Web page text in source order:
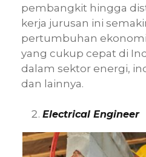
pembangkit hingga
kerja jurusan ini
pertumbuhan
yang cukup cepat di
dalam sektor energi,
dan lainnya.
Electrical Engineer